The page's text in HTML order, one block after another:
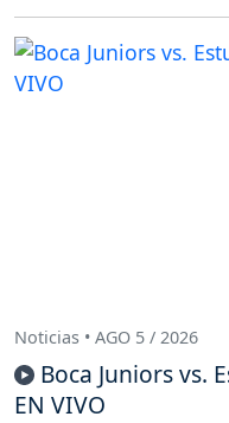
Noticias • AGO 5 / 2026
Boca Juniors vs.
EN VIVO